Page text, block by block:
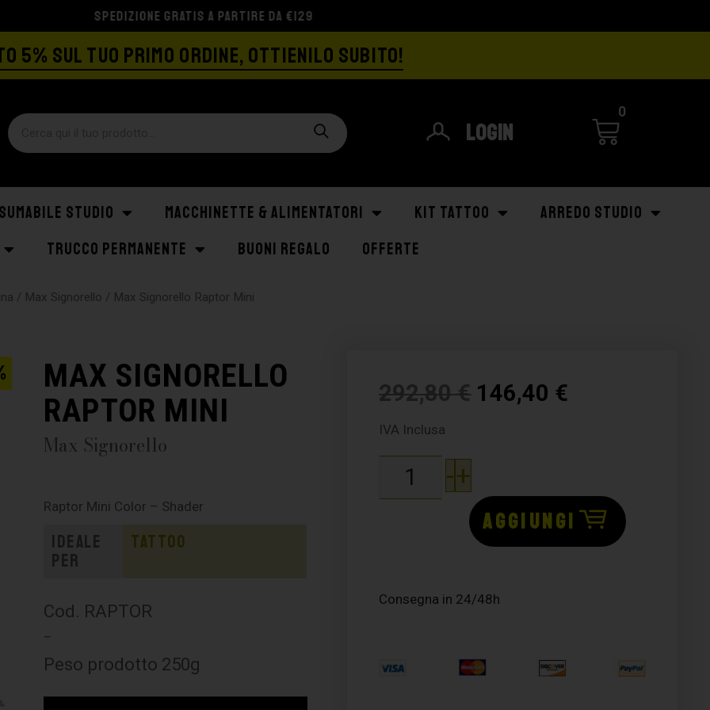
SPEDIZIONE GRATIS A PARTIRE DA €129
5% SUL TUO PRIMO ORDINE, OTTIENILO SUBITO!
Login
0
STUDIO MACCHINETTE & ALIMENTATORI KIT TATTOO
ARREDO STUDIO
TRUCCO PERMANENTE
BUONI REGALO OFFERTE
/ Max Signorello / Max Signorello Raptor Mini
MAX SIGNORELLO
RAPTOR MINI
Max Signorello
Raptor Mini Color – Shader
Ideale
per
Tattoo
Cod. RAPTOR
–
Peso prodotto 250g
292,80€ 146,40 €
IVA Inclusa
-+
AGGIUNGI
Consegna in 24/48h